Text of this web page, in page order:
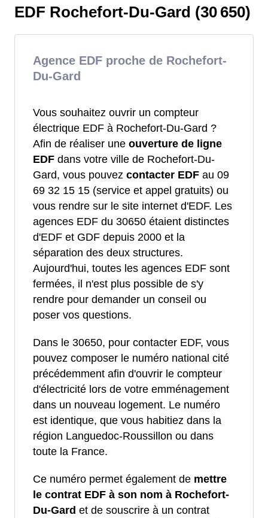
EDF Rochefort-Du-Gard (30 650)
Agence EDF proche de Rochefort-
Du-Gard
Vous souhaitez ouvrir un compteur
électrique EDF à Rochefort-Du-Gard ?
Afin de réaliser une ouverture de ligne
EDF dans votre ville de Rochefort-Du-
Gard, vous pouvez contacter EDF au 09
69 32 15 15 (service et appel gratuits) ou
vous rendre sur le site internet d'EDF. Les
agences EDF du 30650 étaient distinctes
d'EDF et GDF depuis 2000 et la
séparation des deux structures.
Aujourd'hui, toutes les agences EDF sont
fermées, il n'est plus possible de s'y
rendre pour demander un conseil ou
poser vos questions.
Dans le 30650, pour contacter EDF, vous
pouvez composer le numéro national cité
précédemment afin d'ouvrir le compteur
d'électricité lors de votre emménagement
dans un nouveau logement. Le numéro
est identique, que vous habitiez dans la
région Languedoc-Roussillon ou dans
toute la France.
Ce numéro permet également de mettre
le contrat EDF à son nom à Rochefort-
Du-Gard et de souscrire à un contrat